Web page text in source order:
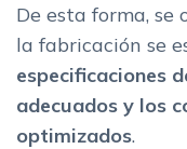
De esta forma,
la fabricación se
especificaciones
adecuados y los
optimizados.